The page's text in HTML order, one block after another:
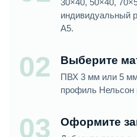
30×40, 50×40,
индивидуальный
А5.
02 Выберите
ПВХ 3 мм или 5
профиль Нельсон
03 Оформите